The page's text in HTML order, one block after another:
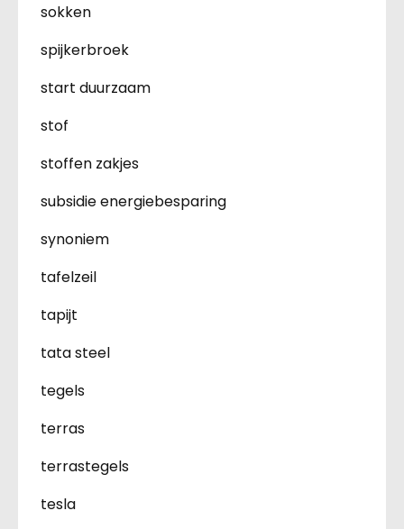
sokken
spijkerbroek
start duurzaam
stof
stoffen zakjes
subsidie energiebesparing
synoniem
tafelzeil
tapijt
tata steel
tegels
terras
terrastegels
tesla